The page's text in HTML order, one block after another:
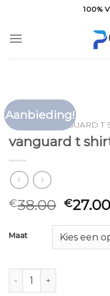
inhoud
100%
Aanbieding!
HOME VANGUARD T
vanguard t
€38.00 €27.00
Maat
vanguard t shirt aantal